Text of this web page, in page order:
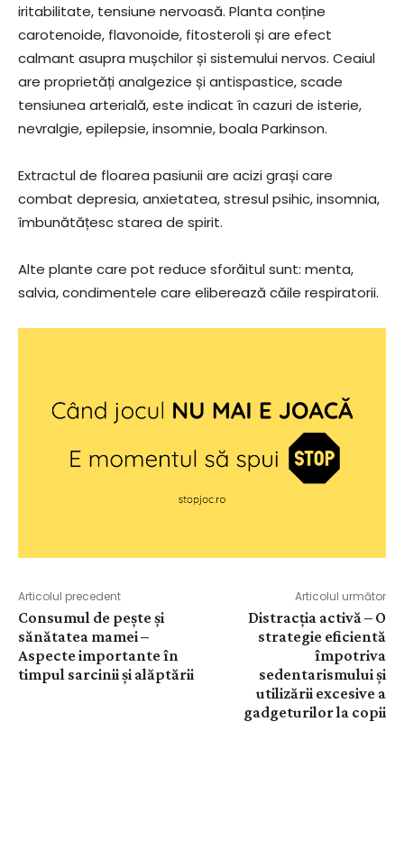
iritabilitate, tensiune nervoasă. Planta conține
carotenoide, flavonoide, fitosteroli și are efect
calmant asupra mușchilor și sistemului nervos. Ceaiul
are proprietăți analgezice și antispastice, scade
tensiunea arterială, este indicat în cazuri de isterie,
nevralgie, epilepsie, insomnie, boala Parkinson.
Extractul de floarea pasiunii are acizi grași care
combat depresia, anxietatea, stresul psihic, insomnia,
îmbunătățesc starea de spirit.
Alte plante care pot reduce sforăitul sunt: menta,
salvia, condimentele care eliberează căile respiratorii.
Articolul precedent
Consumul de pește și
sănătatea mamei –
Aspecte importante în
timpul sarcinii și alăptării
Articolul următor
Distracția activă – O
strategie eficientă
împotriva
sedentarismului și
utilizării excesive a
gadgeturilor la copii